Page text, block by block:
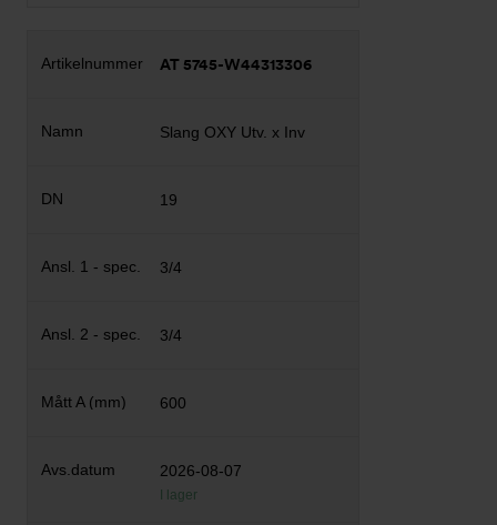
AT 5745-W44313306
Slang OXY Utv. x Inv
19
3/4
3/4
600
2026-08-07
I lager